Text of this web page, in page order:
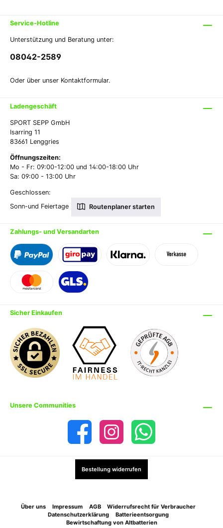
Service-Hotline
Unterstützung und Beratung unter:
08042-2589
Oder über unser Kontaktformular.
Ladengeschäft
SPORT SEPP GmbH
Isarring 11
83661 Lenggries
Öffnungszeiten:
Mo - Fr: 09:00-12:00 und 14:00-18:00 Uhr
Sa: 09:00 - 13:00 Uhr
Geschlossen:
Sonn-und Feiertage
Routenplaner starten
Zahlungs- und Versandarten
Sicher Einkaufen
Unsere Communities
Bestellung widerrufen
Über uns Impressum AGB
Widerrufsrecht für Verbraucher
Datenschutzerklärung
Batterieentsorgung
Bewirtschaftung von Altbatterien